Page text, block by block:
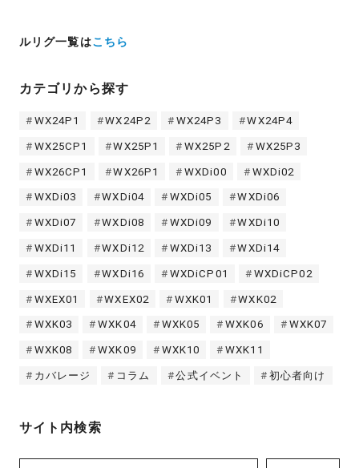
ルリグ一覧はこちら
カテゴリから探す
WX24P1 WX24P2 WX24P3 WX24P4
WX25CP1 WX25P1 WX25P2 WX25P3
WX26CP1 WX26P1 WXDi00 WXDi02
WXDi03 WXDi04 WXDi05 WXDi06
WXDi07 WXDi08 WXDi09 WXDi10
WXDi11 WXDi12 WXDi13 WXDi14
WXDi15 WXDi16 WXDiCP01 WXDiCP02
WXEX01 WXEX02 WXK01 WXK02
WXK03 WXK04 WXK05 WXK06 WXK07
WXK08 WXK09 WXK10 WXK11
カバレージ コラム 公式イベント 初心者向け
サイト内検索